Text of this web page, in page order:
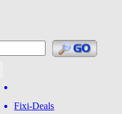
Fixi-Deals